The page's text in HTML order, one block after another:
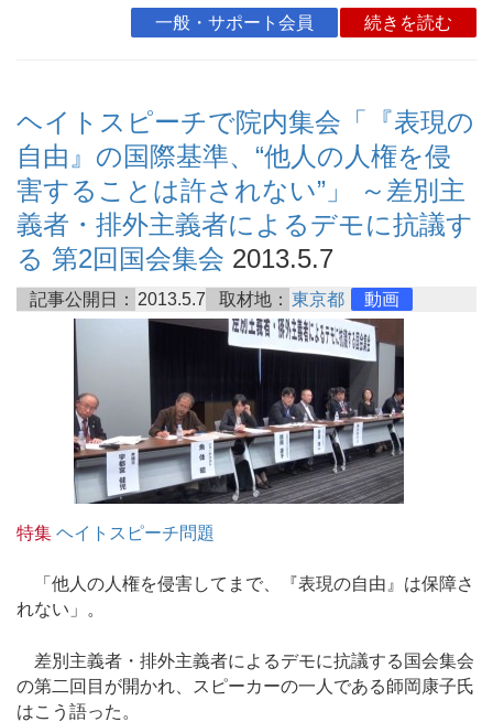
一般・サポート会員 続きを読む
ヘイトスピーチで院内集会「『表現の
自由』の国際基準、“他人の人権を侵
害することは許されない”」 ～差別主
義者・排外主義者によるデモに抗議す
る 第2回国会集会 2013.5.7
記事公開日： 2013.5.7 取材地： 東京都 動画
特集 ヘイトスピーチ問題
「他人の人権を侵害してまで、『表現の自由』は保障さ
れない」。
差別主義者・排外主義者によるデモに抗議する国会集会
の第二回目が開かれ、スピーカーの一人である師岡康子氏
はこう語った。